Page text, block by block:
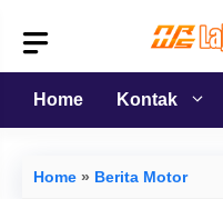
isi
Home
Kontak
Home » Berita Motor